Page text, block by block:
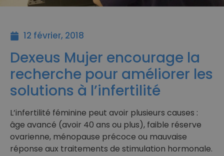
12 février, 2018
Dexeus Mujer encourage la
recherche pour améliorer les
solutions à l’infertilité
L’infertilité féminine peut avoir plusieurs causes :
âge avancé (avoir 40 ans ou plus), faible réserve
ovarienne, ménopause précoce ou mauvaise
réponse aux traitements de stimulation hormonale.